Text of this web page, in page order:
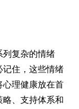
列复杂的情绪
住，这些情绪
理健康放在首
、支持体系和